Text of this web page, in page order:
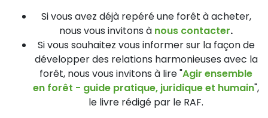
Si vous avez déjà repéré une forêt à acheter,
nous vous invitons à nous contacter.
Si vous souhaitez vous informer sur la façon de
développer des relations harmonieuses avec la
forêt, nous vous invitons à lire "Agir ensemble
en forêt - guide pratique, juridique et humain",
le livre rédigé par le RAF.